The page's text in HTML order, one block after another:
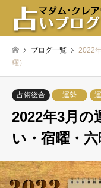
ブログ一覧
2022
曜）
占術総合 運勢
2022年3月の
い・宿曜・六